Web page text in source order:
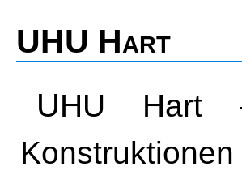
UHU Hart
UHU Hart - Mit UHU Hart verklebe meine